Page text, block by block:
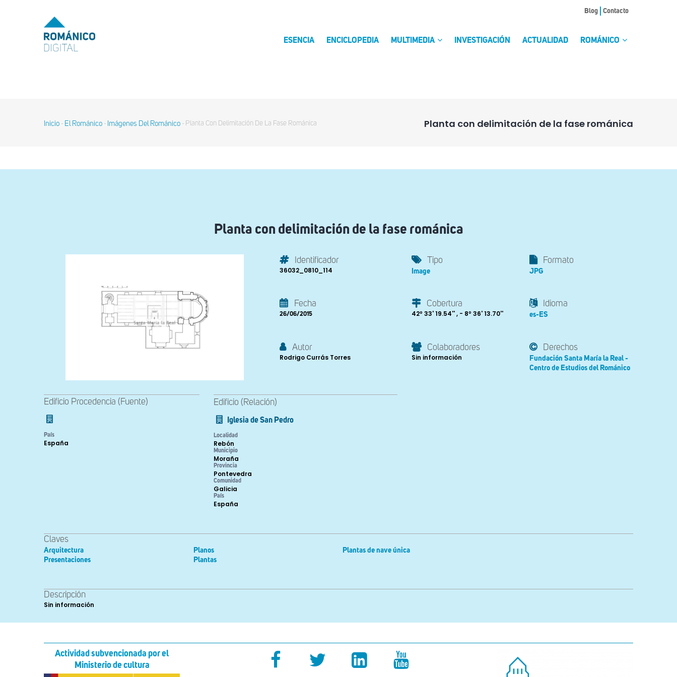
MENU
TOP
Blog Contacto
ESENCIA ENCICLOPEDIA MULTIMEDIA INVESTIGACIÓN ACTUALIDAD ROMÁNICO
Planta con delimitación de la fase románica
Sobrescribir
Inicio - El Románico - Imágenes Del Románico - Planta Con Delimitación De La Fase Románica
Planta con delimitación de la fase románica
Identificador
36032_0810_114
Tipo
Image
Formato
JPG
Fecha
26/06/2015
Cobertura
42º 33' 19.54'' , - 8º 36' 13.70''
Idioma
es-ES
Autor
Rodrigo Currás Torres
Colaboradores
Sin información
Derechos
Fundación Santa María la Real -
Centro de Estudios del Románico
Edificio Procedencia (Fuente)
País
España
Edificio (Relación)
Iglesia de San Pedro
Localidad
Rebón
Municipio
Moraña
Provincia
Pontevedra
Comunidad
Galicia
País
España
Claves
Arquitectura
Presentaciones
Planos
Plantas
Plantas de nave única
Descripción
Sin información
Actividad subvencionada por el
Ministerio de cultura